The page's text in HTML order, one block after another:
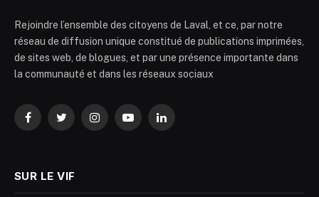
Rejoindre l’ensemble des citoyens de Laval, et ce, par notre
réseau de diffusion unique constitué de publications imprimées,
de sites web, de blogues, et par une présence importante dans
la communauté et dans les réseaux sociaux
FacebookTwitterInstagramYouTubeLinkedIn
SUR LE VIF